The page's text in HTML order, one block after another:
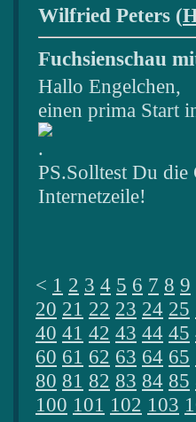
Wilfried Peters (
Fuchsienschau
Hallo Engelchen,
einen prima Start
.
PS.Solltest Du
Internetzeile!
< 1 2 3 4 5 6 7 8 9
20 21 22 23 24 25
40 41 42 43 44 45
60 61 62 63 64 65
80 81 82 83 84 85
100 101 102 103